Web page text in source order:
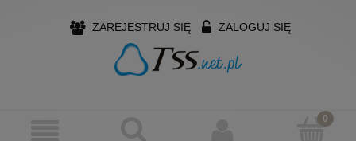
ZAREJESTRUJ SIĘ ZALOGUJ SIĘ